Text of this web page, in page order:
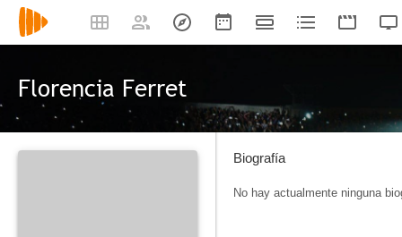
Florencia Ferret
Biografía
No hay actualmente ninguna